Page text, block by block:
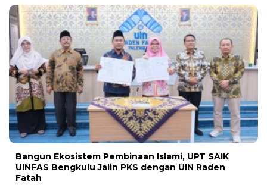
Bangun Ekosistem Pembinaan Islami, UPT SAIK
UINFAS Bengkulu Jalin PKS dengan UIN Raden
Fatah